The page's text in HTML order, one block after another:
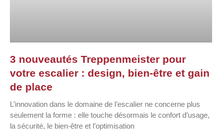
3 nouveautés Treppenmeister pour
votre escalier : design, bien-être et gain
de place
L’innovation dans le domaine de l’escalier ne concerne plus
seulement la forme : elle touche désormais le confort d’usage,
la sécurité, le bien-être et l’optimisation